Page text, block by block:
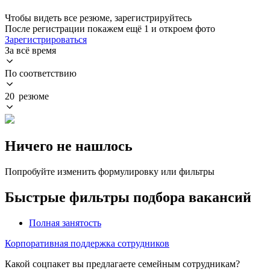
Чтобы видеть все резюме, зарегистрируйтесь
После регистрации покажем ещё 1 и откроем фото
Зарегистрироваться
За всё время
По соответствию
20 резюме
Ничего не нашлось
Попробуйте изменить формулировку или фильтры
Быстрые фильтры подбора вакансий
Полная занятость
Корпоративная поддержка сотрудников
Какой соцпакет вы предлагаете семейным сотрудникам?